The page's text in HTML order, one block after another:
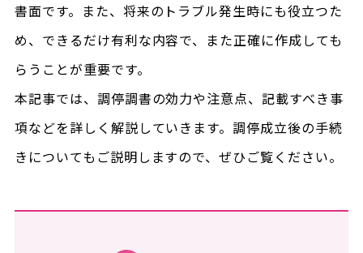
書面です。また、将来のトラブル発生時にも役立つた
め、できるだけ有利な内容で、また正確に作成しても
らうことが重要です。
本記事では、調停調書の効力や注意点、記載すべき事
項などを詳しく解説していきます。調停成立後の手続
きについてもご説明しますので、ぜひご覧ください。